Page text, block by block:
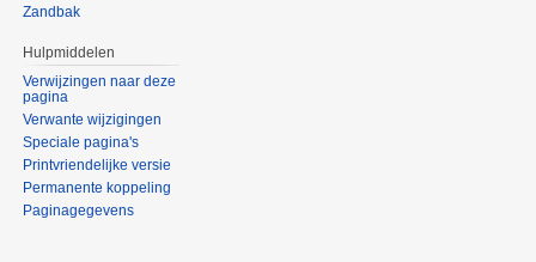
Zandbak
Hulpmiddelen
Verwijzingen naar deze
pagina
Verwante wijzigingen
Speciale pagina's
Printvriendelijke versie
Permanente koppeling
Paginagegevens